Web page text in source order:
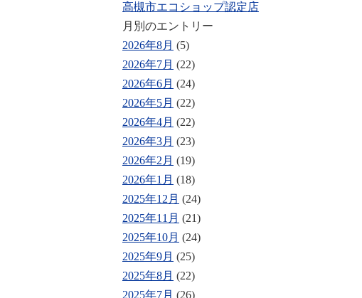
高槻市エコショップ認定店
月別のエントリー
2026年8月 (5)
2026年7月 (22)
2026年6月 (24)
2026年5月 (22)
2026年4月 (22)
2026年3月 (23)
2026年2月 (19)
2026年1月 (18)
2025年12月 (24)
2025年11月 (21)
2025年10月 (24)
2025年9月 (25)
2025年8月 (22)
2025年7月 (26)